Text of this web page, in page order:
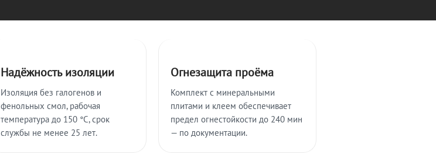
Надёжность изоляции
Изоляция без галогенов и
фенольных смол, рабочая
температура до 150 °C, срок
службы не менее 25 лет.
Огнезащита проёма
Комплект с минеральными
плитами и клеем обеспечивает
предел огнестойкости до 240 мин
— по документации.